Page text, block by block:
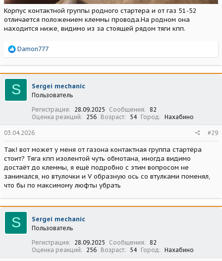
Корпус контактной группы родного стартера и от газ 51-52
отличается положением клеммы провода.На родном она
находится ниже, видимо из за стоящей рядом тяги кпп.
Р
а
к
ц
и
и
Damon777
S Sergei mechanic
Пользователь
Регистрация
28.09.2025 Сообщения
82
Оценка реакций
256 Возраст 54 Город Нахабино
03.04.2026 #29
Так! вот может у меня от газона контактная группа стартёра
стоит? Тяга кпп изолентой чуть обмотана, иногда видимо
достаёт до клеммы, я ещё подробно с этим вопросом не
занимался, но втулочки и V образную ось со втулками поменял,
что бы по максимому люфты убрать
S Sergei mechanic
Пользователь
Регистрация
28.09.2025 Сообщения
82
Оценка реакций
256 Возраст 54 Город Нахабино